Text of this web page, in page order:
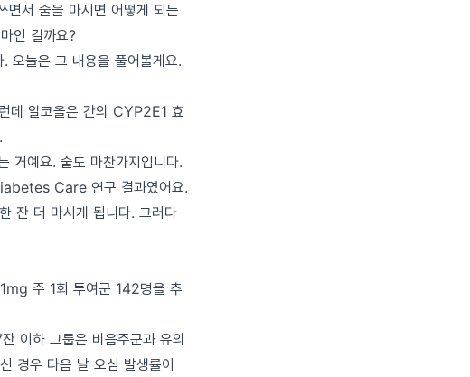
면서 술을 마시면 어떻게 되는
인 걸까요?
오늘은 그 내용을 풀어볼게요.
데 알코올은 간의 CYP2E1 효
거예요. 술도 마찬가지입니다.
Care 연구 결과였어요.
잔 더 마시게 됩니다. 그러다
주 1회 투여군 142명을 추
이하 그룹은 비음주군과 유의
경우 다음 날 오심 발생률이